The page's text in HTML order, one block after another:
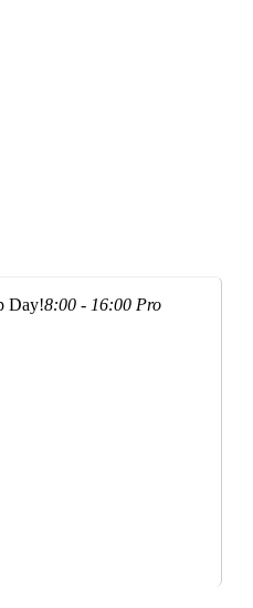
Day!8:00 - 16:00 Pro